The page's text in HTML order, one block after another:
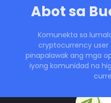
Abot sa
Komunekta sa
cryptocurrency user
pinapalawak ang mga
iyong komunidad na